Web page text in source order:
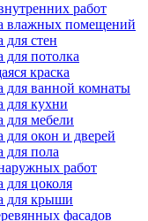
работ
влажных помещений
для стен
для потолка
краска
для ванной комнаты
для кухни
для мебели
для окон и дверей
для пола
работ
для цоколя
для крыши
фасадов